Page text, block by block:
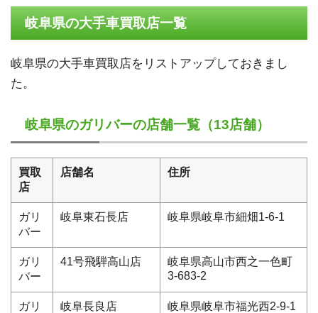
岐阜県の大手車買取店一覧
岐阜県の大手車買取店をリストアップしておきまし
た。
岐阜県のガリバーの店舗一覧（13店舗）
買取
店
店舗名 住所
ガリ
バー
岐阜東石長店 岐阜県岐阜市細畑1-6-1
ガリ
バー
41号飛騨高山店
岐阜県高山市西之一色町
3-683-2
ガリ
岐阜長良店 岐阜県岐阜市福光西2-9-1